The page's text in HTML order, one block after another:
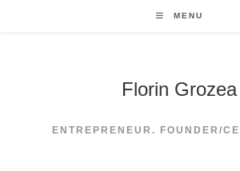
MENU
Florin Grozea
ENTREPRENEUR. FOUNDER/